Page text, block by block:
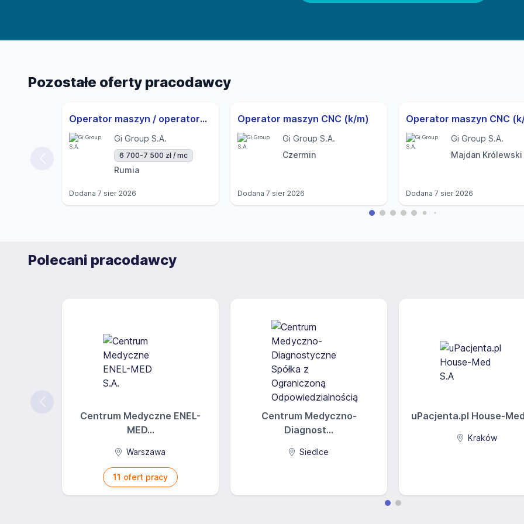
Pozostałe oferty pracodawcy
Operator maszyn / operatorka maszyn | 3-zmiany | UoP | od zaraz
Gi Group S.A.
6 700-7 500 zł / mc
Rumia
Dodana 7 sier 2026
Operator maszyn CNC (k/m)
Gi Group S.A.
Czermin
Dodana 7 sier 2026
Operator maszyn CNC
Gi Group S.A.
Majdan Królewski
Dodana 7 sier 2026
Polecani pracodawcy
Centrum Medyczne ENEL-
MED...
Warszawa
11 ofert pracy
Centrum Medyczno-
Diagnost...
Siedlce
uPacjenta.pl House-
Kraków